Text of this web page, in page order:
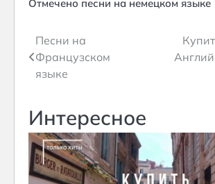
Отмечено песни на немецком языке
Навигация
по
Песни на
Французском
языке
Интересное